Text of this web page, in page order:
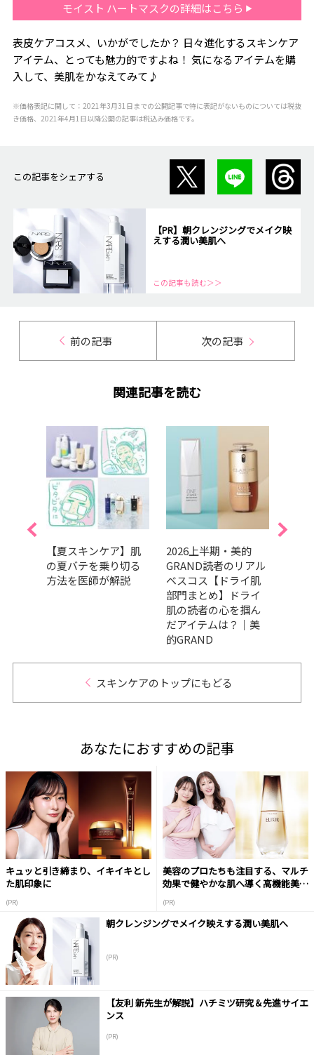
モイスト ハートマスクの詳細はこちら
表皮ケアコスメ、いかがでしたか？ 日々進化するスキンケア
アイテム、とっても魅力的ですよね！ 気になるアイテムを購
入して、美肌をかなえてみて♪
※価格表記に関して：2021年3月31日までの公開記事で特に表記がないものについては税抜
き価格、2021年4月1日以降公開の記事は税込み価格です。
この記事をシェアする
【PR】朝クレンジングでメイク映
えする潤い美肌へ
この記事も読む＞＞
前の記事 次の記事
関連記事を読む
【夏スキンケア】肌
の夏バテを乗り切る
方法を医師が解説
2026上半期・美的
GRAND読者のリアル
ベスコス【ドライ肌
部門まとめ】ドライ
肌の読者の心を掴ん
だアイテムは？｜美
的GRAND
スキンケアのトップにもどる
あなたにおすすめの記事
キュッと引き締まり、イキイキとし
た肌印象に
(PR)
美容のプロたちも注目する、マルチ
効果で健やかな肌へ導く高機能美容
(PR)
朝クレンジングでメイク映えする潤い美肌へ
(PR)
【友利 新先生が解説】ハチミツ研究＆先進サイエ
ンス
(PR)